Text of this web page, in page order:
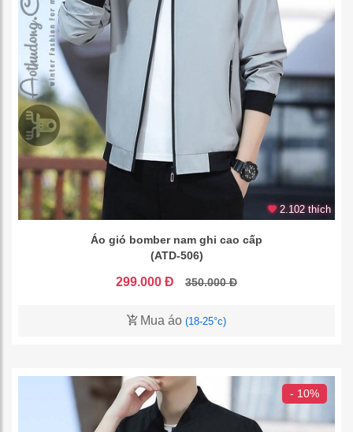
2.102 thích
Áo gió bomber nam ghi cao cấp
(ATD-506)
299.000 Đ 350.000 Đ
Mua áo (18-25°c)
- 10%